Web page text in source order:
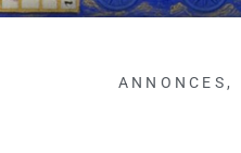
ANNONCES ,